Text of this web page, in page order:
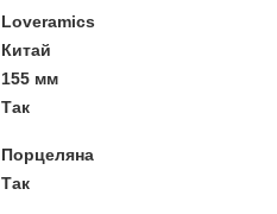
Loveramics
Китай
155 мм
Так
Порцеляна
Так